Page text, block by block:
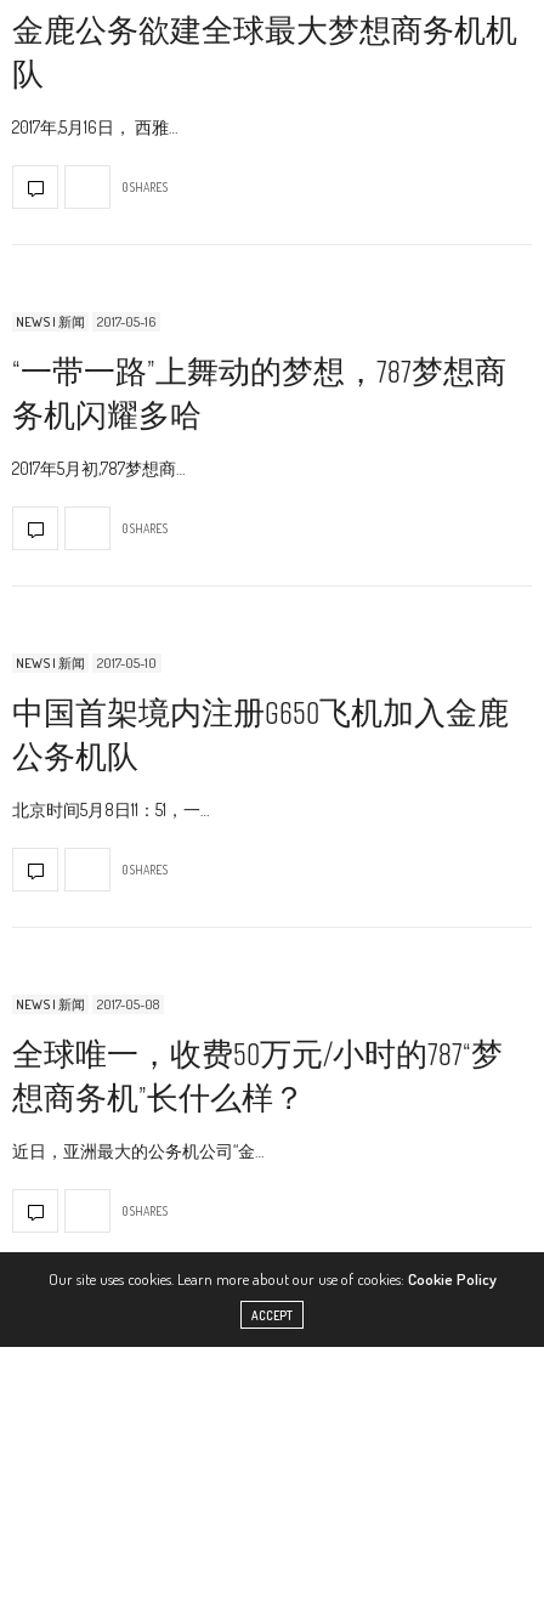
金鹿公务欲建全球最大梦想商务机机
队
2017年,5月16日， 西雅…
0 SHARES
NEWS | 新闻 2017-05-16
“一带一路”上舞动的梦想，787梦想商
务机闪耀多哈
2017年5月初,787梦想商…
0 SHARES
NEWS | 新闻 2017-05-10
中国首架境内注册G650飞机加入金鹿
公务机队
北京时间5月8日11：51，一…
0 SHARES
NEWS | 新闻 2017-05-08
全球唯一，收费50万元/小时的787“梦
想商务机”长什么样？
近日，亚洲最大的公务机公司“金…
0 SHARES
Our site uses cookies. Learn more about our use of cookies: Cookie Policy
ACCEPT